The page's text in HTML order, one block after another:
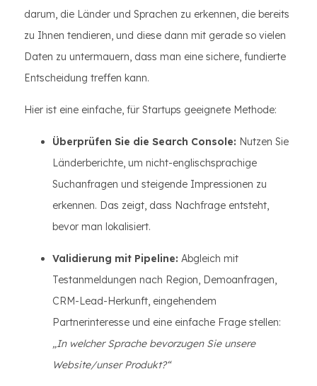
darum, die Länder und Sprachen zu erkennen, die bereits
zu Ihnen tendieren, und diese dann mit gerade so vielen
Daten zu untermauern, dass man eine sichere, fundierte
Entscheidung treffen kann.
Hier ist eine einfache, für Startups geeignete Methode:
Überprüfen Sie die Search Console: Nutzen Sie
Länderberichte, um nicht-englischsprachige
Suchanfragen und steigende Impressionen zu
erkennen. Das zeigt, dass Nachfrage entsteht,
bevor man lokalisiert.
Validierung mit Pipeline: Abgleich mit
Testanmeldungen nach Region, Demoanfragen,
CRM-Lead-Herkunft, eingehendem
Partnerinteresse und eine einfache Frage stellen:
„In welcher Sprache bevorzugen Sie unsere
Website/unser Produkt?“